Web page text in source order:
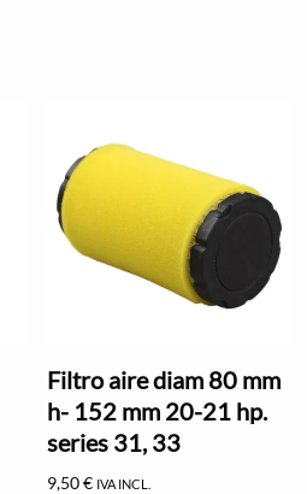
Filtro aire diam 80 mm
h- 152 mm 20-21 hp.
series 31, 33
9,50€ IVA INCL.